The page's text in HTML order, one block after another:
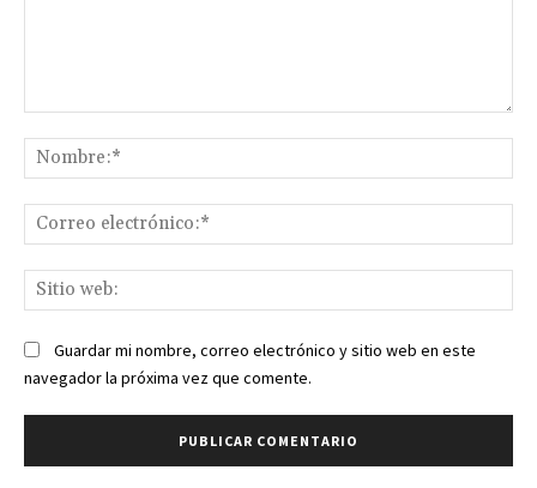
Guardar mi nombre, correo electrónico y sitio web en este
navegador la próxima vez que comente.